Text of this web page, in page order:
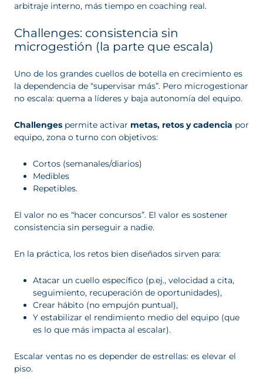
arbitraje interno, más tiempo en coaching real.
Challenges: consistencia sin
microgestión (la parte que escala)
Uno de los grandes cuellos de botella en crecimiento es
la dependencia de “supervisar más”. Pero microgestionar
no escala: quema a líderes y baja autonomía del equipo.
Challenges permite activar metas, retos y cadencia por
equipo, zona o turno con objetivos:
Cortos (semanales/diarios)
Medibles
Repetibles.
El valor no es “hacer concursos”. El valor es sostener
consistencia sin perseguir a nadie.
En la práctica, los retos bien diseñados sirven para:
Atacar un cuello específico (p.ej., velocidad a cita,
seguimiento, recuperación de oportunidades),
Crear hábito (no empujón puntual),
Y estabilizar el rendimiento medio del equipo (que
es lo que más impacta al escalar).
Escalar ventas no es depender de estrellas: es elevar el
piso.